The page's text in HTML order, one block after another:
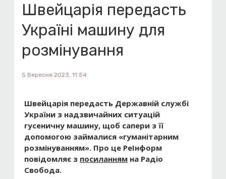
Швейцарія передасть
Україні машину для
розмінування
5 Вересня 2023, 11:54
Швейцарія передасть Державній службі
України з надзвичайних ситуацій
гусеничну машину, щоб сапери з її
допомогою займалися «гуманітарним
розмінуванням». Про це РеІнформ
повідомляє з посиланням на Радіо
Свобода.